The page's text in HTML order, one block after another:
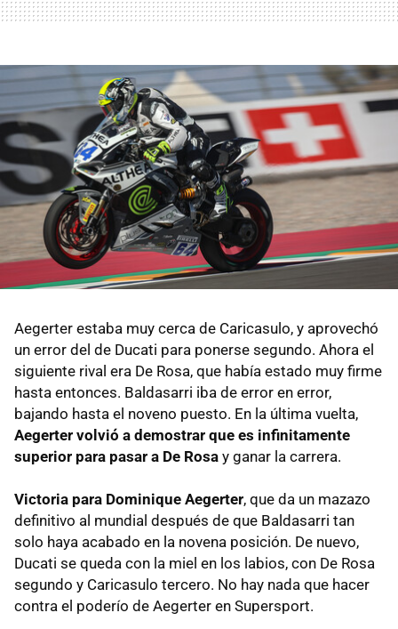
Aegerter estaba muy cerca de Caricasulo, y aprovechó
un error del de Ducati para ponerse segundo. Ahora el
siguiente rival era De Rosa, que había estado muy firme
hasta entonces. Baldasarri iba de error en error,
bajando hasta el noveno puesto. En la última vuelta,
Aegerter volvió a demostrar que es infinitamente
superior para pasar a De Rosa y ganar la carrera.
Victoria para Dominique Aegerter, que da un mazazo
definitivo al mundial después de que Baldasarri tan
solo haya acabado en la novena posición. De nuevo,
Ducati se queda con la miel en los labios, con De Rosa
segundo y Caricasulo tercero. No hay nada que hacer
contra el poderío de Aegerter en Supersport.